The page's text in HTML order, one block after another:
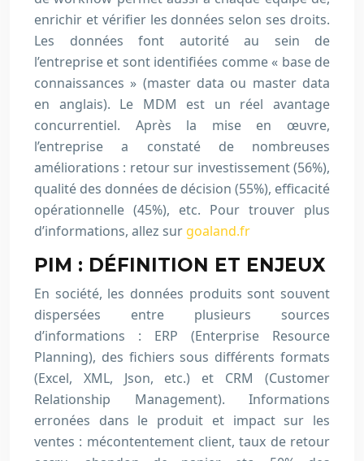
enrichir et vérifier les données selon ses droits.
Les données font autorité au sein de
l’entreprise et sont identifiées comme « base de
connaissances » (master data ou master data
en anglais). Le MDM est un réel avantage
concurrentiel. Après la mise en œuvre,
l’entreprise a constaté de nombreuses
améliorations : retour sur investissement (56%),
qualité des données de décision (55%), efficacité
opérationnelle (45%), etc. Pour trouver plus
d’informations, allez sur goaland.fr
PIM : DÉFINITION ET ENJEUX
En société, les données produits sont souvent
dispersées entre plusieurs sources
d’informations : ERP (Enterprise Resource
Planning), des fichiers sous différents formats
(Excel, XML, Json, etc.) et CRM (Customer
Relationship Management). Informations
erronées dans le produit et impact sur les
ventes : mécontentement client, taux de retour